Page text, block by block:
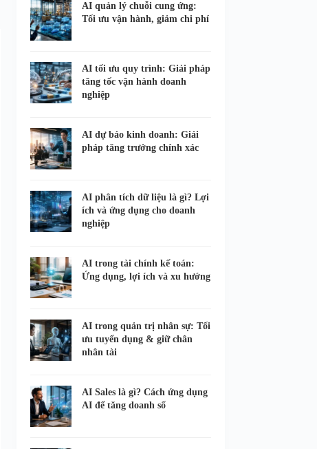
AI quản lý chuỗi cung ứng:
Tối ưu vận hành, giảm chi phí
AI tối ưu quy trình: Giải pháp
tăng tốc vận hành doanh
nghiệp
AI dự báo kinh doanh: Giải
pháp tăng trưởng chính xác
AI phân tích dữ liệu là gì? Lợi
ích và ứng dụng cho doanh
nghiệp
AI trong tài chính kế toán:
Ứng dụng, lợi ích và xu hướng
AI trong quản trị nhân sự: Tối
ưu tuyển dụng & giữ chân
nhân tài
AI Sales là gì? Cách ứng dụng
AI để tăng doanh số